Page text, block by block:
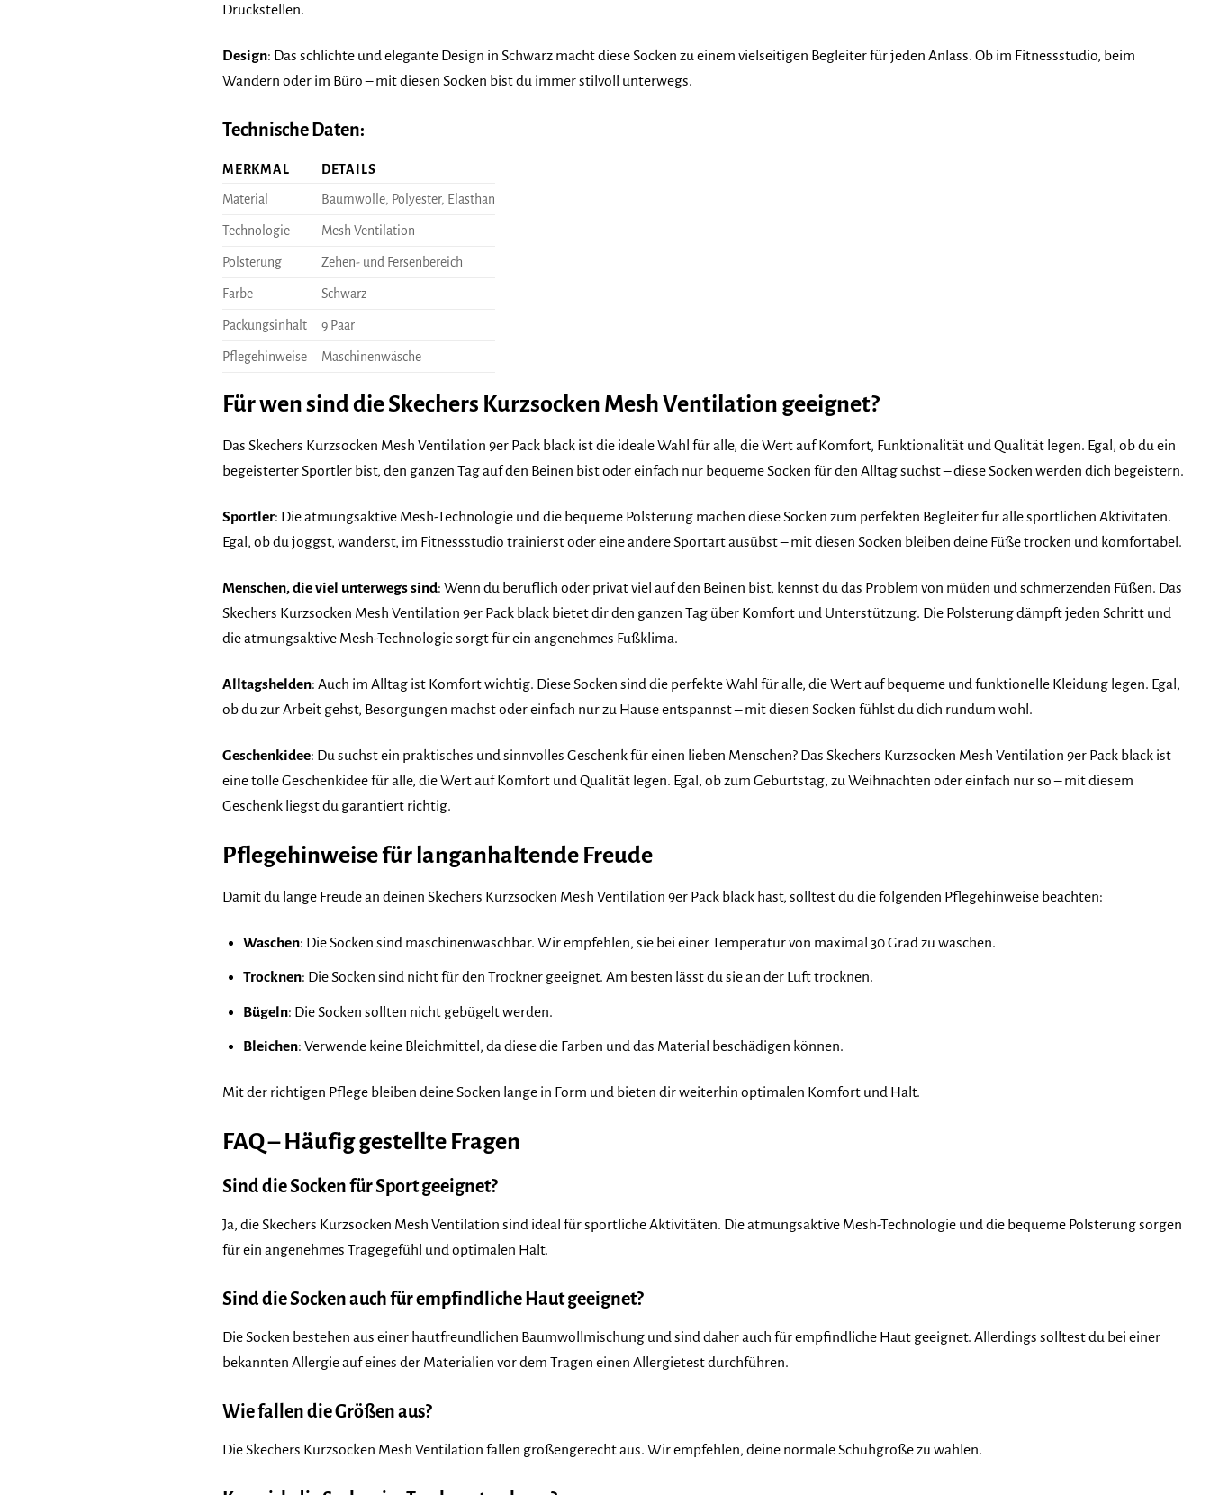
Druckstellen.
Design: Das schlichte und elegante Design in Schwarz macht diese Socken zu einem vielseitigen Begleiter für jeden Anlass. Ob im Fitnessstudio, beim
Wandern oder im Büro – mit diesen Socken bist du immer stilvoll unterwegs.
Technische Daten:
MERKMAL DETAILS
Material Baumwolle, Polyester, Elasthan
Technologie Mesh Ventilation
Polsterung Zehen- und Fersenbereich
Farbe Schwarz
Packungsinhalt 9 Paar
Pflegehinweise Maschinenwäsche
Für wen sind die Skechers Kurzsocken Mesh Ventilation geeignet?
Das Skechers Kurzsocken Mesh Ventilation 9er Pack black ist die ideale Wahl für alle, die Wert auf Komfort, Funktionalität und Qualität legen. Egal, ob du ein
begeisterter Sportler bist, den ganzen Tag auf den Beinen bist oder einfach nur bequeme Socken für den Alltag suchst – diese Socken werden dich begeistern.
Sportler: Die atmungsaktive Mesh-Technologie und die bequeme Polsterung machen diese Socken zum perfekten Begleiter für alle sportlichen Aktivitäten.
Egal, ob du joggst, wanderst, im Fitnessstudio trainierst oder eine andere Sportart ausübst – mit diesen Socken bleiben deine Füße trocken und komfortabel.
Menschen, die viel unterwegs sind: Wenn du beruflich oder privat viel auf den Beinen bist, kennst du das Problem von müden und schmerzenden Füßen. Das
Skechers Kurzsocken Mesh Ventilation 9er Pack black bietet dir den ganzen Tag über Komfort und Unterstützung. Die Polsterung dämpft jeden Schritt und
die atmungsaktive Mesh-Technologie sorgt für ein angenehmes Fußklima.
Alltagshelden: Auch im Alltag ist Komfort wichtig. Diese Socken sind die perfekte Wahl für alle, die Wert auf bequeme und funktionelle Kleidung legen. Egal,
ob du zur Arbeit gehst, Besorgungen machst oder einfach nur zu Hause entspannst – mit diesen Socken fühlst du dich rundum wohl.
Geschenkidee: Du suchst ein praktisches und sinnvolles Geschenk für einen lieben Menschen? Das Skechers Kurzsocken Mesh Ventilation 9er Pack black ist
eine tolle Geschenkidee für alle, die Wert auf Komfort und Qualität legen. Egal, ob zum Geburtstag, zu Weihnachten oder einfach nur so – mit diesem
Geschenk liegst du garantiert richtig.
Pflegehinweise für langanhaltende Freude
Damit du lange Freude an deinen Skechers Kurzsocken Mesh Ventilation 9er Pack black hast, solltest du die folgenden Pflegehinweise beachten:
Waschen: Die Socken sind maschinenwaschbar. Wir empfehlen, sie bei einer Temperatur von maximal 30 Grad zu waschen.
Trocknen: Die Socken sind nicht für den Trockner geeignet. Am besten lässt du sie an der Luft trocknen.
Bügeln: Die Socken sollten nicht gebügelt werden.
Bleichen: Verwende keine Bleichmittel, da diese die Farben und das Material beschädigen können.
Mit der richtigen Pflege bleiben deine Socken lange in Form und bieten dir weiterhin optimalen Komfort und Halt.
FAQ – Häufig gestellte Fragen
Sind die Socken für Sport geeignet?
Ja, die Skechers Kurzsocken Mesh Ventilation sind ideal für sportliche Aktivitäten. Die atmungsaktive Mesh-Technologie und die bequeme Polsterung sorgen
für ein angenehmes Tragegefühl und optimalen Halt.
Sind die Socken auch für empfindliche Haut geeignet?
Die Socken bestehen aus einer hautfreundlichen Baumwollmischung und sind daher auch für empfindliche Haut geeignet. Allerdings solltest du bei einer
bekannten Allergie auf eines der Materialien vor dem Tragen einen Allergietest durchführen.
Wie fallen die Größen aus?
Die Skechers Kurzsocken Mesh Ventilation fallen größengerecht aus. Wir empfehlen, deine normale Schuhgröße zu wählen.